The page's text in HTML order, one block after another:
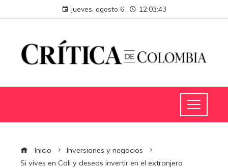
jueves, agosto 6 12:03:44
Inicio
Inversiones y negocios
Si vives en Cali y deseas invertir en el extranjero